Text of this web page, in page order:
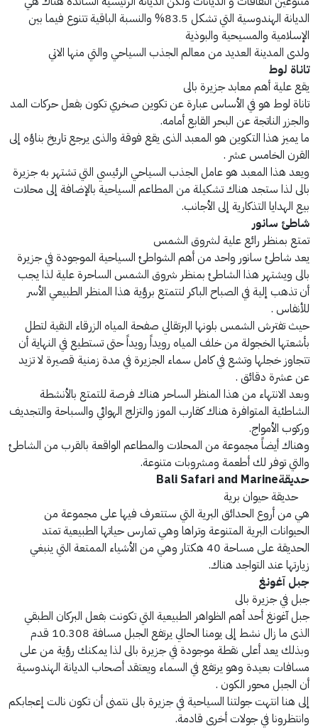
الديانة الهندوسية التي تشكل 83.5% والنسبة الباقية تتنوع فيما بين
الإسلامية والمسيحية والبوذية
ولدى المدينة العديد من معالم الجذب السياحي والتي منها الاتي
تاناة لوط
يقع علية أهم معابد جزيرة بالى
تاناة لوط هو في الأساس عبارة عن تكوين صخري تكون بفعل حركات المد
والجزر الناتجة عن البحر القابع أمامه.
ما يميز هذا التكوين هو المعبد الذى يقع فوقة والذى يرجع تاريخ بناؤه إلى
القرن الخامس عشر .
ويعد هذا المعبد هو عامل الجذب السياحي الرئيسي التي تشتهر به جزيرة
بالى لذا ستجد هناك تشكيلة من المطاعم السياحية بالإضافة إلى محلات
بيع الهدايا التذكارية إلى الأجانب.
شاطئ سانور
تمتع بمنظر رائع علية لشروق الشمس
يعد شاطئ سانور واحد من أهم الشواطئ السياحية الموجودة في جزيرة
بالى ويشتهر هذا الشاطئ بمنظر شروق الشمس الساحرة علية لذا يجب
أن تذهب إلية في الصباح الباكر لتتمتع برؤية هذا المنظر الطبيعي الأسر
للأنفاس .
حيث تفترش الشمس بلونها البرتقالي صفحة المياه الزرقاء النقية لتطل
بأشعتها الخجولة من خلف المياه رويداً رويداً حتى تستطيع في النهاية أن
تتجاوز خجلها وتشع في كامل سماء الجزيرة في مدة زمنية قصيرة لا تزيد
عن عشرة دقائق .
وبعد الانتهاء من هذا المنظر الساحر هناك فرصة للتمتع بالأنشطة
الشاطئية المتوافرة هناك كقارب الموز والتزلج الهوائي والسباحة والتجديف
وركوب الأمواج.
وهناك أيضاً مجموعة من المحلات والمطاعم الواقعة بالقرب من الشاطئ
والتي توفر لك أطعمة ومشروبات متنوعة.
حديقةBali Safari and Marine
حديقة حيوان برية
هي من أروع الحدائق البرية التي ستتعرف فيها على مجموعة من
الحيوانات البرية المتنوعة وتراها وهي تمارس حياتها الطبيعية تمتد
الحديقة على مساحة 40 هكتار وهي من الأشياء الممتعة التي ينبغي
زيارتها عند التواجد هناك.
جبل آغونغ
جبل في جزيرة بالى
جبل آغونغ أحد أهم الظواهر الطبيعية التي تكونت بفعل البركان الطبقي
الذى ما زال نشط إلى يومنا الحالي يرتفع الجبل مسافة 10.308 قدم
وبذلك يعد أعلى نقطة موجودة في جزيرة بالى لذا يمكنك رؤية من على
مسافات بعيدة وهو يرتفع في السماء ويعتقد أصحاب الديانة الهندوسية
أن الجبل محور الكون .
إلى هنا انتهت جولتنا السياحية في جزيرة بالى نتمنى أن تكون نالت إعجابكم
وانتظرونا في جولات أخرى قادمة.